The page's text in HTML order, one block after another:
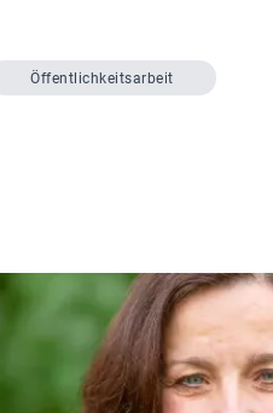
Öffentlichkeitsarbeit